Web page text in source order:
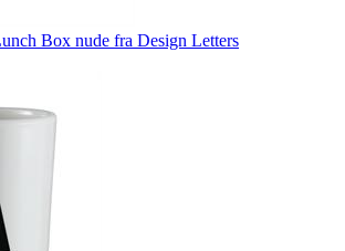
Box nude fra Design Letters